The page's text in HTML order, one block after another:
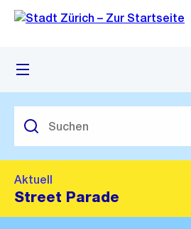
Navigation
Sprunglink
Menü
Aktuell
Street Parade